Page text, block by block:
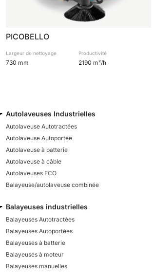
PICOBELLO
Largeur de nettoyage
730 mm
Productivité
2190 m²/h
Autolaveuses Industrielles
Autolaveuse Autotractées
Autolaveuse Autoportée
Autolaveuse à batterie
Autolaveuse à câble
Autolaveuses ECO
Balayeuse/autolaveuse combinée
Balayeuses industrielles
Balayeuses Autotractées
Balayeuses Autoportées
Balayeuses à batterie
Balayeuses à moteur
Balayeuses manuelles